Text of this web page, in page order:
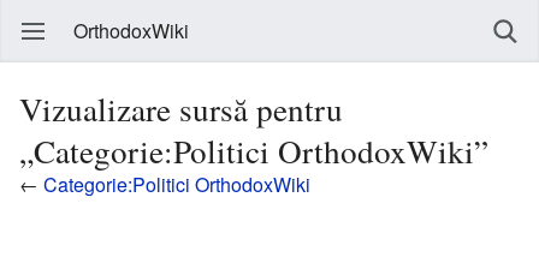
OrthodoxWiki
Vizualizare sursă pentru
„Categorie:Politici OrthodoxWiki”
← Categorie:Politici OrthodoxWiki